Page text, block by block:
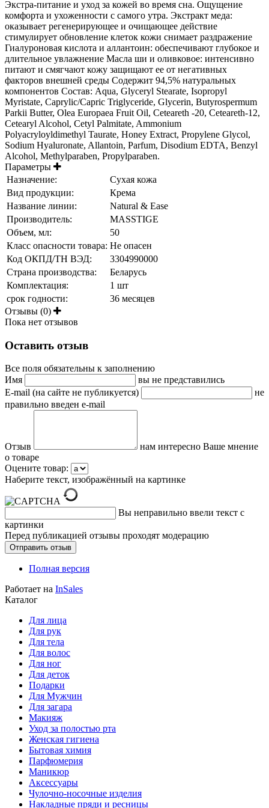
Экстра-питание и уход за кожей во время сна. Ощущение
комфорта и ухоженности с самого утра. Экстракт меда:
оказывает регенерирующее и очищающее действие
стимулирует обновление клеток кожи снимает раздражение
Гиалуроновая кислота и аллантоин: обеспечивают глубокое и
длительное увлажнение Масла ши и оливковое: интенсивно
питают и смягчают кожу защищают ее от негативных
факторов внешней среды Содержит 94,5% натуральных
компонентов Состав: Aqua, Glyceryl Stearate, Isopropyl
Myristate, Caprylic/Capric Triglyceride, Glycerin, Butyrospermum
Parkii Butter, Olea Europaea Fruit Oil, Ceteareth -20, Ceteareth-12,
Cetearyl Alcohol, Cetyl Palmitate, Ammonium
Polyacryloyldimethyl Taurate, Honey Extract, Propylene Glycol,
Sodium Hyaluronate, Allantoin, Parfum, Disodium EDTA, Benzyl
Alcohol, Methylparaben, Propylparaben.
Параметры
Назначение:
Сухая кожа
Вид продукции:
Крема
Название линии:
Natural & Ease
Производитель:
MASSTIGE
Объем, мл:
50
Класс опасности товара: Не опасен
Код ОКПД/ТН ВЭД:
3304990000
Страна производства:
Беларусь
Комплектация:
1 шт
срок годности:
36 месяцев
Отзывы (0)
Пока нет отзывов
Оставить отзыв
Все поля обязательны к заполнению
Имя
вы не представились
E-mail (на сайте не публикуется)
не
правильно введен e-mail
Отзыв
нам интересно Ваше мнение
о товаре
Оцените товар:
Наберите текст, изображённый на картинке
Вы неправильно ввели текст с
картинки
Перед публикацией отзывы проходят модерацию
Полная версия
Работает на InSales
Каталог
Для лица
Для рук
Для тела
Для волос
Для ног
Для деток
Подарки
Для Мужчин
Для загара
Макияж
Уход за полостью рта
Женская гигиена
Бытовая химия
Парфюмерия
Маникюр
Аксессуары
Чулочно-носочные изделия
Накладные пряди и ресницы